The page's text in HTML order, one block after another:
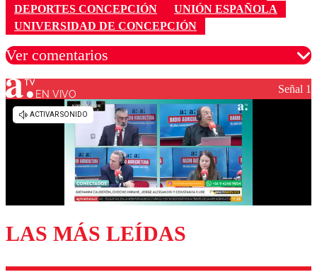
DEPORTES CONCEPCIÓN
UNIÓN ESPAÑOLA
UNIVERSIDAD DE CONCEPCIÓN
Ver comentarios
Los comentarios son moderados para garantizar un
diálogo respetuoso.
Enviar comentario
EN VIVO Señal 1
LAS MÁS LEÍDAS